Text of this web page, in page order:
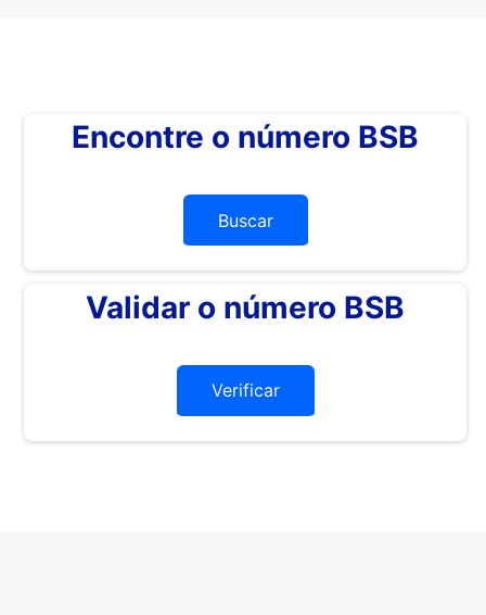
Encontre o número BSB
Buscar
Validar o número BSB
Verificar